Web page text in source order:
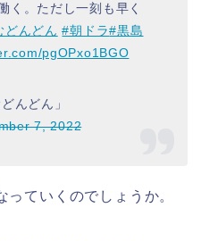
く。ただし一刻も早く
どんどん #朝ドラ#黒島
pgOPxo1BGO
んどん」
7, 2022
ていくのでしょうか。